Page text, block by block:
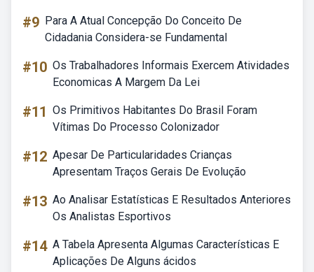
#9 Para A Atual Concepção Do Conceito De
Cidadania Considera-se Fundamental
#10 Os Trabalhadores Informais Exercem Atividades
Economicas A Margem Da Lei
#11 Os Primitivos Habitantes Do Brasil Foram
Vítimas Do Processo Colonizador
#12 Apesar De Particularidades Crianças
Apresentam Traços Gerais De Evolução
#13 Ao Analisar Estatísticas E Resultados Anteriores
Os Analistas Esportivos
#14 A Tabela Apresenta Algumas Características E
Aplicações De Alguns ácidos